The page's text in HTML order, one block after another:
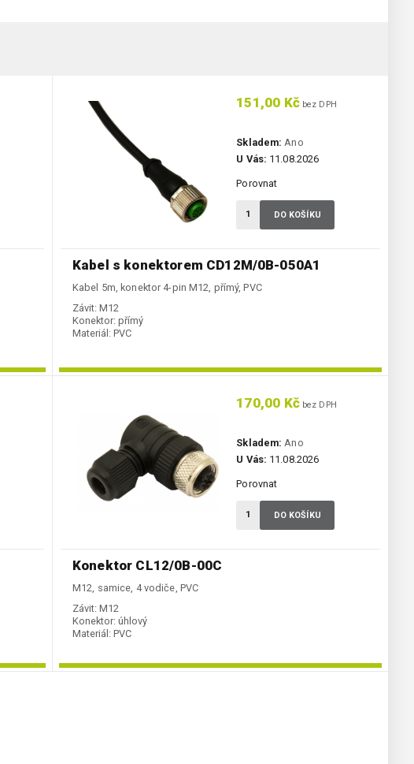
Kabel s konektorem CD12M/0B-050A1
Kabel 5m, konektor 4-pin M12, přímý, PVC
Závit: M12
Konektor: přímý
Materiál: PVC
151,00 Kčbez DPH
Skladem: Ano
U Vás: 11.08.2026
Porovnat
DO KOŠÍKU
Konektor CL12/0B-00C
M12, samice, 4 vodiče, PVC
Závit: M12
Konektor: úhlový
Materiál: PVC
170,00 Kčbez DPH
Skladem: Ano
U Vás: 11.08.2026
Porovnat
DO KOŠÍKU